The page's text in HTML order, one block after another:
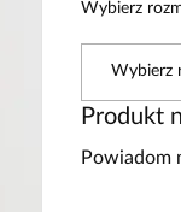
Wybierz
Wybierz
Produkt
Powiadom